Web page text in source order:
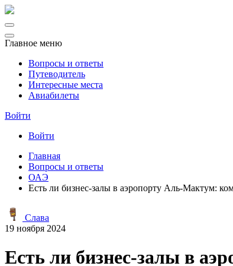
Главное меню
Вопросы и ответы
Путеводитель
Интересные места
Авиабилеты
Войти
Войти
Главная
Вопросы и ответы
ОАЭ
Есть ли бизнес-залы в аэропорту Аль-Мактум:
Слава
19 ноября 2024
Есть ли бизнес-залы в